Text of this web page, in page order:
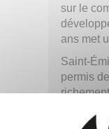
sur le
ans met
Saint-
permis